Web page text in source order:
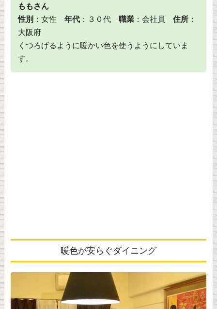
ももさん
性別 ：女性 年代：３０代 職業：会社員 住所：
大阪府
くつろげるように暖かい色を使うようにしていま
す。
暖色が安らぐダイニング